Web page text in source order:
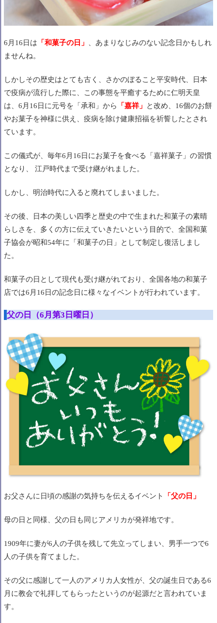
6月16日は 「和菓子の日」
、あまりなじみのない記念日かもしれ
ませんね。
しかしその歴史はとても古く、さかのぼること平安時代、日本
で疫病が流行した際に、
この事態を平癒するために仁明天皇
は、 6月16日に元号を「承和」から 「嘉祥」 と改め、 16個のお餅
やお菓子を神様に供え、 疫病を除け健康招福を祈誓した とされ
ています。
この儀式が、毎年6月16日にお菓子を食べる「嘉祥菓子」の習慣
となり、 江戸時代まで受け継がれました。
しかし、明治時代に入ると廃れてしまいました。
その後、日本の美しい四季と歴史の中で生まれた和菓子の素晴
らしさを、多くの方に伝えていきたいという目的で、全国和菓
子協会が昭和54年に「和菓子の日」として制定し復活しまし
た。
和菓子の日として現代も受け継がれており、 全国各地の和菓子
店では6月16日の記念日に様々なイベントが行われています。
父の日（6月第3日曜日）
お父さんに日頃の感謝の気持ちを伝えるイベント 「 父の日」
母の日と同様、父の日も同じアメリカが発祥地です。
1909年に妻が6人の子供を残して先立ってしまい、男手一つで6
人の子供を育てました。
その父に感謝して一人のアメリカ人女性が、 父の誕生日である6
月に教会で礼拝してもらった というのが起源だと言われていま
す。